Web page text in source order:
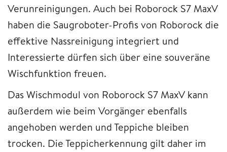
Verunreinigungen. Auch bei Roborock S7 MaxV
haben die Saugroboter-Profis von Roborock die
effektive Nassreinigung integriert und
Interessierte dürfen sich über eine souveräne
Wischfunktion freuen.
Das Wischmodul von Roborock S7 MaxV kann
außerdem wie beim Vorgänger ebenfalls
angehoben werden und Teppiche bleiben
trocken. Die Teppicherkennung gilt daher im